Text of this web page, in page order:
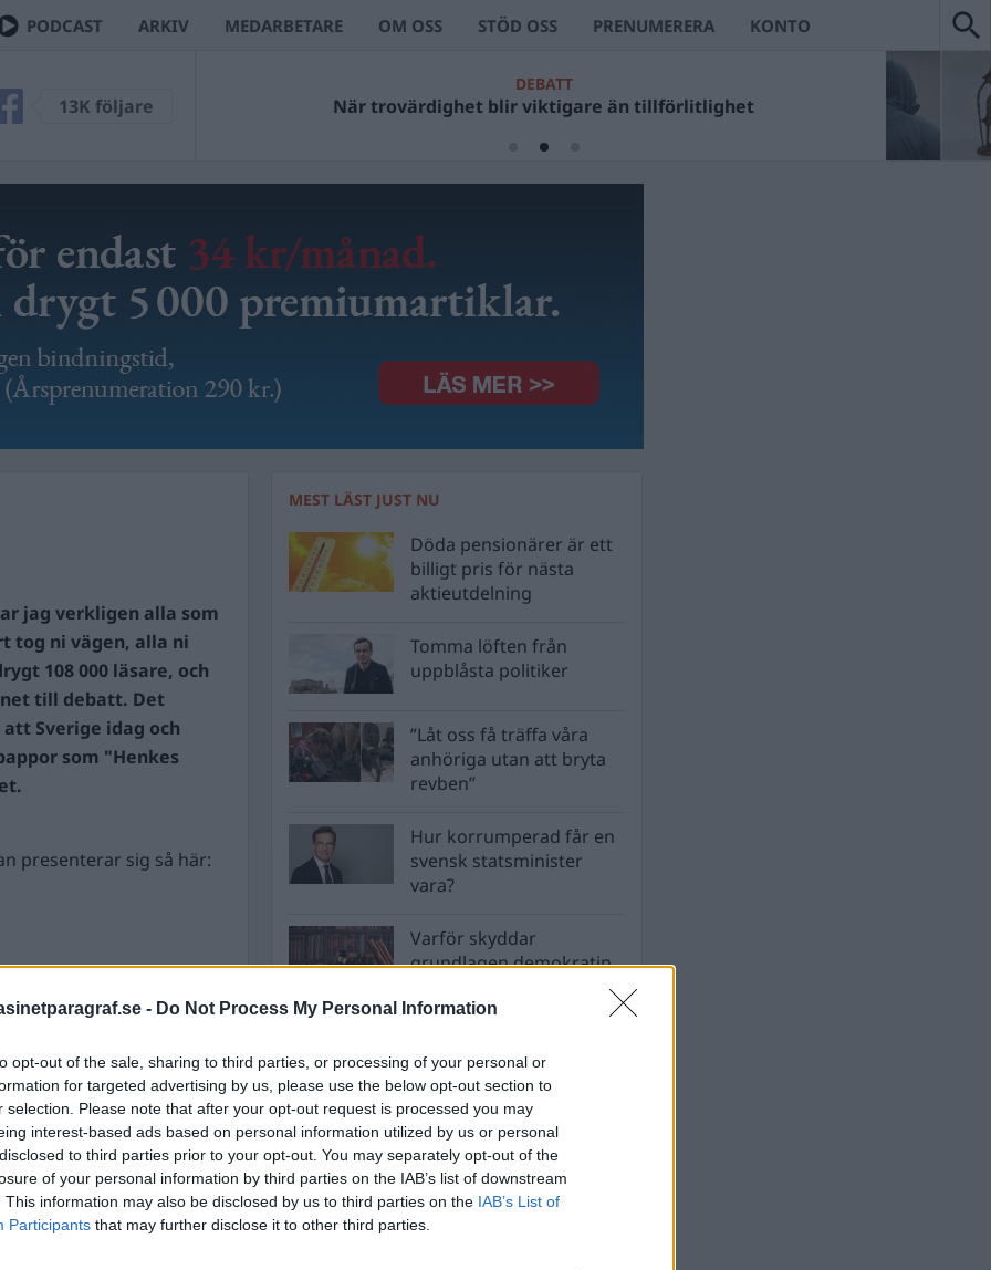
- Do Not Process My Personal Information
opt-out of the sale, sharing to third parties, or processing of your personal or
for targeted advertising by us, please use the below opt-out section to
selection. Please note that after your opt-out request is processed you may
interest-based ads based on personal information utilized by us or personal
to third parties prior to your opt-out. You may separately opt-out of the
of your personal information by third parties on the IAB’s list of downstream
This information may also be disclosed by us to third parties on the IAB’s List of
Participants that may further disclose it to other third parties.
PODCAST ARKIV MEDARBETARE OM OSS STÖD OSS PRENUMERERA KONTO
13K följare
DEBATT
När trovärdighet blir viktigare än tillförlitlighet
jag verkligen alla som
tog ni vägen, alla ni
108 000 läsare, och
till debatt. Det
Sverige idag och
som "Henkes
presenterar sig så här:
MEST LÄST JUST NU
Döda pensionärer är ett
billigt pris för nästa
aktieutdelning
Tomma löften från
uppblåsta politiker
”Låt oss få träffa våra
anhöriga utan att bryta
revben”
Hur korrumperad får en
svensk statsminister
vara?
Varför skyddar
grundlagen demokratin
STÖD OSS
Stöd Para§rafs bevakning av högerextremismen
PRENUMERERA PÅ PARA§RAFS NYHETSBREV